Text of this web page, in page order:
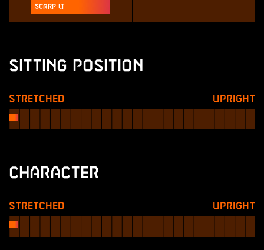
Scarp LT
Sitting Position
Stretched Upright
Character
Stretched Upright